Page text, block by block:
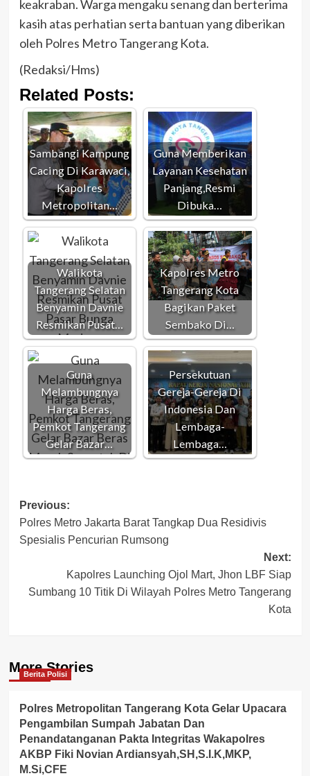
keakraban. Warga mengaku senang dan berterima
kasih atas perhatian serta bantuan yang diberikan
oleh Polres Metro Tangerang Kota.
(Redaksi/Hms)
Related Posts:
Sambangi Kampung
Cacing Di Karawaci,
Kapolres
Metropolitan…
Guna Memberikan
Layanan Kesehatan
Panjang,Resmi
Dibuka…
Walikota
Tangerang Selatan
Benyamin Davnie
Resmikan Pusat…
Kapolres Metro
Tangerang Kota
Bagikan Paket
Sembako Di…
Guna
Melambungnya
Harga Beras,
Pemkot Tangerang
Gelar Bazar…
Persekutuan
Gereja-Gereja Di
Indonesia Dan
Lembaga-
Lembaga…
Post
navigation
Previous:
Polres Metro Jakarta Barat Tangkap Dua Residivis
Spesialis Pencurian Rumsong
Next:
Kapolres Launching Ojol Mart, Jhon LBF Siap
Sumbang 10 Titik Di Wilayah Polres Metro Tangerang
Kota
More Stories
Berita Polisi
Polres Metropolitan Tangerang Kota Gelar Upacara
Pengambilan Sumpah Jabatan Dan
Penandatanganan Pakta Integritas Wakapolres
AKBP Fiki Novian Ardiansyah,SH,S.I.K,MKP,
M.Si,CFE